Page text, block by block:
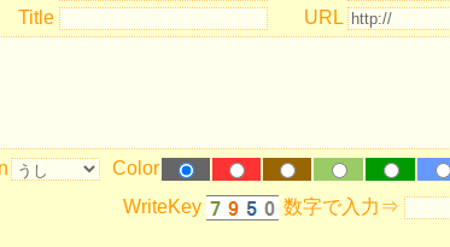
Title
URL
Color
WriteKey
数字で入力⇒